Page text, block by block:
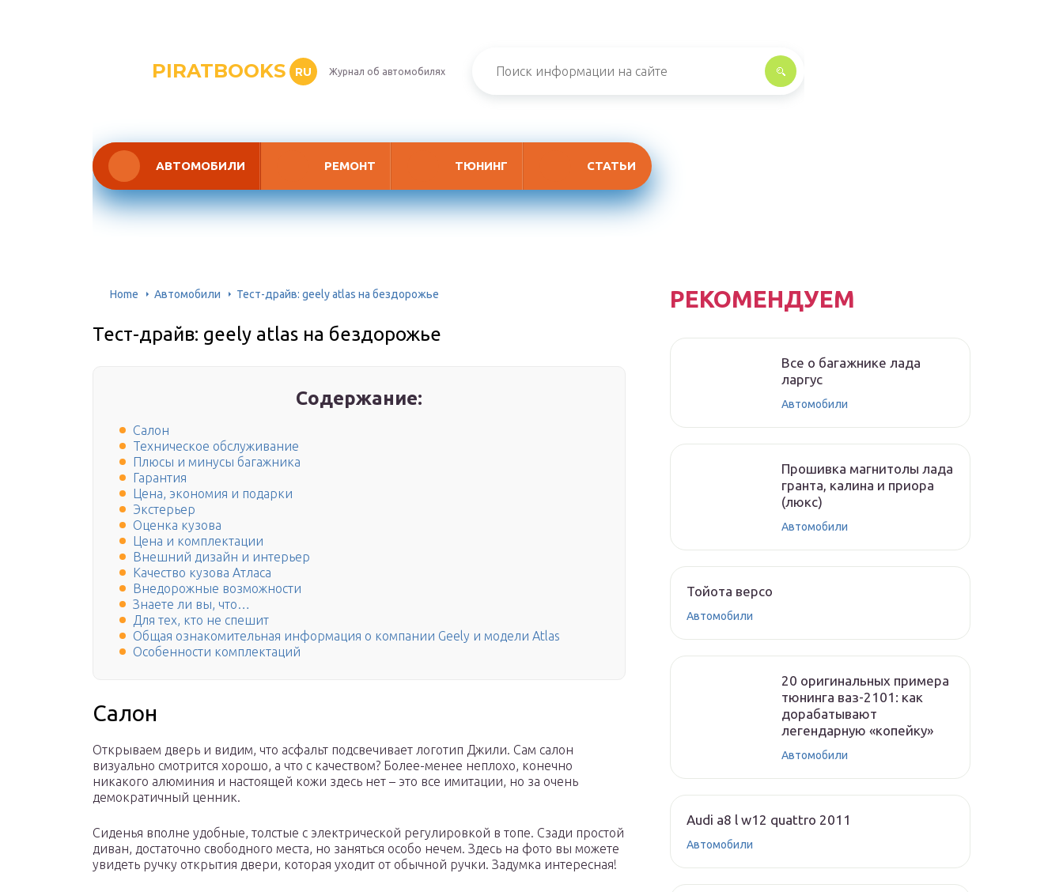
PIRATBOOKS RU Журнал об автомобилях
АВТОМОБИЛИ РЕМОНТ ТЮНИНГ СТАТЬИ
Home Автомобили Тест-драйв: geely atlas на бездорожье
Тест-драйв: geely atlas на бездорожье
Содержание:
Салон
Техническое обслуживание
Плюсы и минусы багажника
Гарантия
Цена, экономия и подарки
Экстерьер
Оценка кузова
Цена и комплектации
Внешний дизайн и интерьер
Качество кузова Атласа
Внедорожные возможности
Знаете ли вы, что…
Для тех, кто не спешит
Общая ознакомительная информация о компании Geely и модели Atlas
Особенности комплектаций
Салон
Открываем дверь и видим, что асфальт подсвечивает логотип Джили. Сам салон
визуально смотрится хорошо, а что с качеством? Более-менее неплохо, конечно
никакого алюминия и настоящей кожи здесь нет – это все имитации, но за очень
демократичный ценник.
Сиденья вполне удобные, толстые с электрической регулировкой в топе. Сзади простой
диван, достаточно свободного места, но заняться особо нечем. Здесь на фото вы можете
увидеть ручку открытия двери, которая уходит от обычной ручки. Задумка интересная!
РЕКОМЕНДУЕМ
Все о багажнике лада
ларгус
Автомобили
Прошивка магнитолы лада
гранта, калина и приора
(люкс)
Автомобили
Тойота версо
Автомобили
20 оригинальных примера
тюнинга ваз-2101: как
дорабатывают
легендарную «копейку»
Автомобили
Audi a8 l w12 quattro 2011
Автомобили